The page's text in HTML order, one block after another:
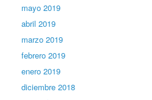
mayo 2019
abril 2019
marzo 2019
febrero 2019
enero 2019
diciembre 2018